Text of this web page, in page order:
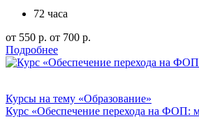
72 часа
от 550 р. от 700 р.
Подробнее
Курсы на тему «Образование»
Курс «Обеспечение перехода на ФОП: